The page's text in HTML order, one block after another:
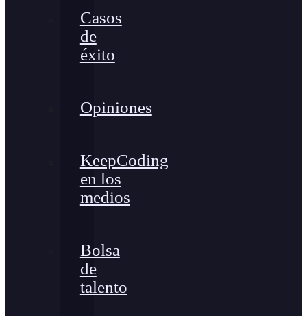
Casos
de
éxito
Opiniones
KeepCoding
en los
medios
Bolsa
de
talento